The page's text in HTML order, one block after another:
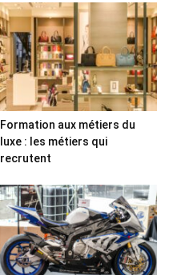
Formation aux métiers du
luxe : les métiers qui
recrutent